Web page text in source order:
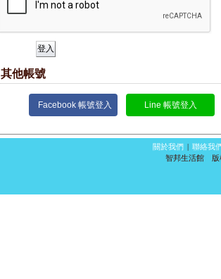
其他帳號
Facebook 帳號登入 Line 帳號登入
關於我們 | 聯絡我
智邦生活館 版